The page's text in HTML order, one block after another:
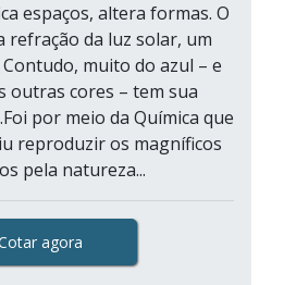
espaços, altera formas. O
refração da luz solar, um
muito do azul – e
outras cores – tem sua
por meio da Química que
reproduzir os magníficos
pela natureza...
agora